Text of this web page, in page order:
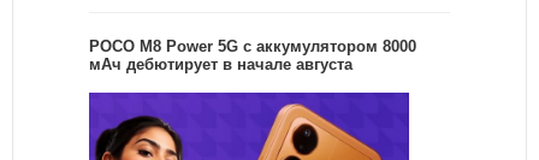
POCO M8 Power 5G с аккумулятором 8000
мАч дебютирует в начале августа